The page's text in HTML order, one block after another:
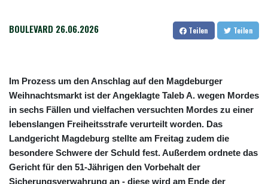
BOULEVARD 26.06.2026 Teilen Teilen
Im Prozess um den Anschlag auf den Magdeburger
Weihnachtsmarkt ist der Angeklagte Taleb A. wegen Mordes
in sechs Fällen und vielfachen versuchten Mordes zu einer
lebenslangen Freiheitsstrafe verurteilt worden. Das
Landgericht Magdeburg stellte am Freitag zudem die
besondere Schwere der Schuld fest. Außerdem ordnete das
Gericht für den 51-Jährigen den Vorbehalt der
Sicherungsverwahrung an - diese wird am Ende der